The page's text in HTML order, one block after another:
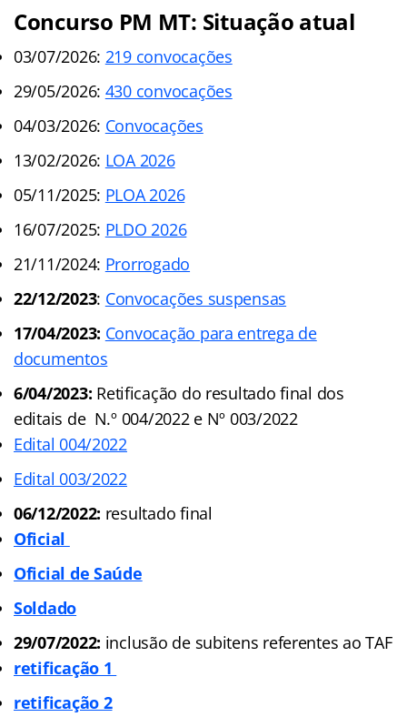
Concurso PM MT: Situação atual
03/07/2026: 219 convocações
29/05/2026: 430 convocações
04/03/2026: Convocações
13/02/2026: LOA 2026
05/11/2025: PLOA 2026
16/07/2025: PLDO 2026
21/11/2024: Prorrogado
22/12/2023: Convocações suspensas
17/04/2023: Convocação para entrega de
documentos
6/04/2023: Retificação do resultado final dos
editais de N.º 004/2022 e Nº 003/2022
Edital 004/2022
Edital 003/2022
06/12/2022: resultado final
Oficial
Oficial de Saúde
Soldado
29/07/2022: inclusão de subitens referentes ao TAF
retificação 1
retificação 2